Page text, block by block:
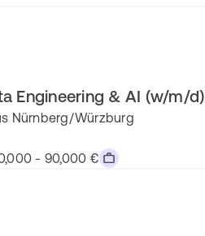
Engineering & AI (w/m/d)
Nürnberg/Würzburg
- 90,000 €